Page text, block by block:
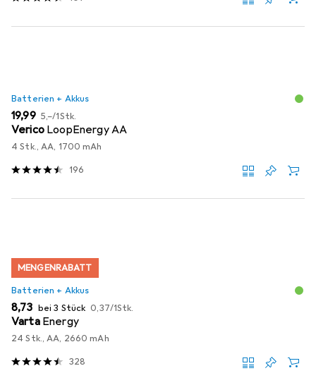
Batterien + Akkus
EUR
19,99 EUR
5,–/1Stk.
Verico LoopEnergy AA
4 Stk., AA, 1700 mAh
196
MENGENRABATT
Batterien + Akkus
EUR
8,73 bei 3 Stück EUR
0,37/1Stk.
Varta Energy
24 Stk., AA, 2660 mAh
328